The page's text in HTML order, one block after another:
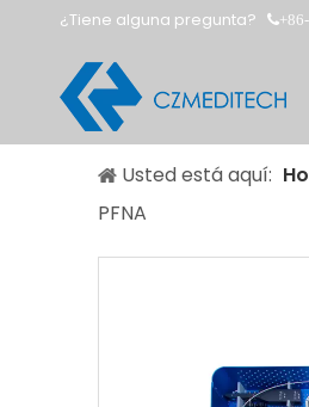
¿Tiene alguna pregunta? 
Usted está aquí:
PFNA